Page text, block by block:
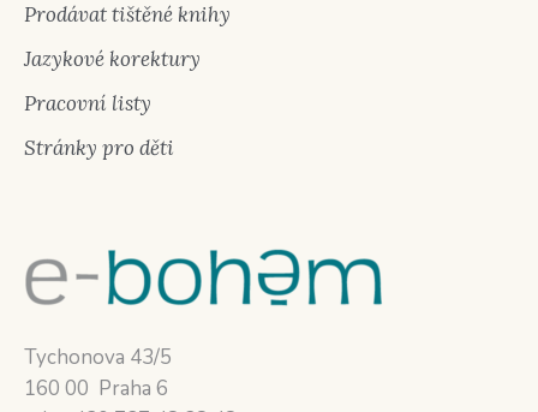
Prodávat tištěné knihy
Jazykové korektury
Pracovní listy
Stránky pro děti
Tychonova 43/5
160 00 Praha 6